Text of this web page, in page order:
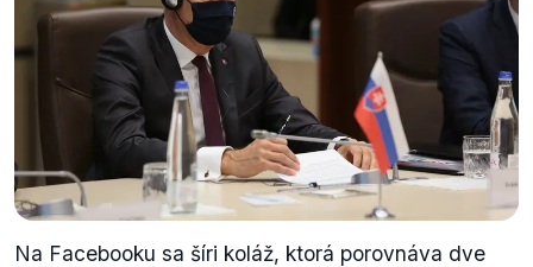
Na Facebooku sa šíri koláž, ktorá porovnáva dve